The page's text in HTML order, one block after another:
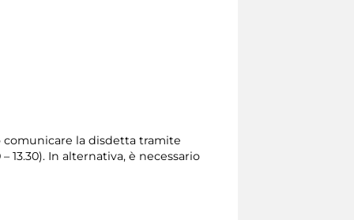
comunicare la disdetta tramite
13.30). In alternativa, è necessario